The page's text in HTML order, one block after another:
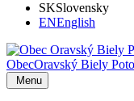
SKSlovensky
ENEnglish
ObecOravský Biely
Menu